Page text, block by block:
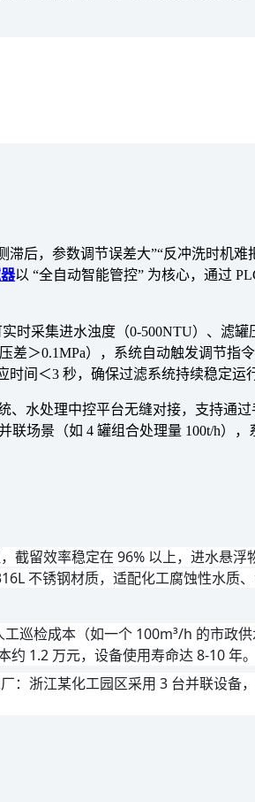
后，参数调节误差大”“反冲洗时机
以 “全自动智能管控” 为核心，通过
采集进水浊度（0-500NTU）、滤罐
＞0.1MPa），系统自动触发调节
间＜3 秒，确保过滤系统持续稳定运
、水处理中控平台无缝对接，支持通
场景（如 4 罐组合处理量 100t/h）
截留效率稳定在 96% 以上，进水悬
不锈钢材质，适配化工腐蚀性水质
巡检成本（如一个 100m³/h 的市政
1.2 万元，设备使用寿命达 8-10 年。
浙江某化工园区采用 3 台并联设备